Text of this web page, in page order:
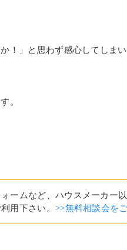
！」と思わず感心してしま
。
ームなど、ハウスメーカー
用下さい。 >>無料相談会を